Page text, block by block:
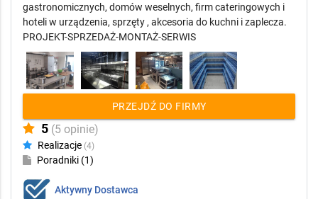
gastronomicznych, domów weselnych, firm cateringowych i
hoteli w urządzenia, sprzęty , akcesoria do kuchni i zaplecza.
PROJEKT-SPRZEDAŻ-MONTAŻ-SERWIS
PRZEJDŹ DO FIRMY
5 (5 opinie)
Realizacje (4)
Poradniki (1)
Aktywny Dostawca